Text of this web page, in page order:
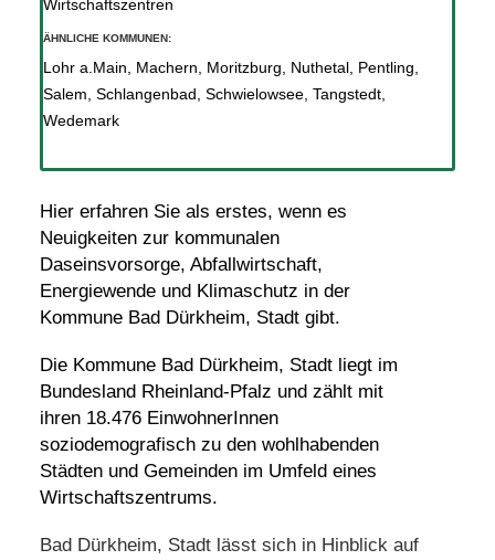
Hier erfahren Sie als erstes, wenn es
Neuigkeiten zur kommunalen
Daseinsvorsorge, Abfallwirtschaft,
Energiewende und Klimaschutz in der
Kommune Bad Dürkheim, Stadt gibt.
Die Kommune Bad Dürkheim, Stadt liegt im
Bundesland Rheinland-Pfalz und zählt mit
ihren 18.476 EinwohnerInnen
soziodemografisch zu den wohlhabenden
Städten und Gemeinden im Umfeld eines
Wirtschaftszentrums.
Bad Dürkheim, Stadt lässt sich in Hinblick auf
Wirtschaftszentren
ÄHNLICHE KOMMUNEN:
Lohr a.Main Machern Moritzburg Nuthetal, Pentling
Salem Schlangenbad Schwielowsee, Tangstedt,
Wedemark